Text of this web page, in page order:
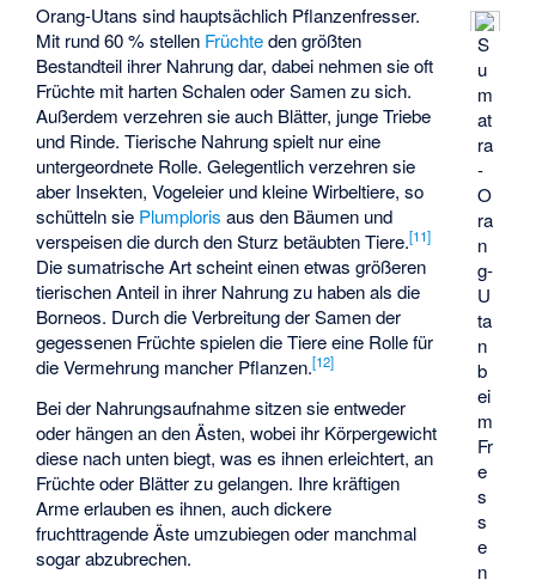
S
u
m
at
ra
-
O
ra
n
g-
U
ta
n
b
ei
m
Fr
e
s
s
e
n
Orang-Utans sind hauptsächlich Pflanzenfresser.
Mit rund 60 % stellen Früchteden größten
Bestandteil ihrer Nahrung dar, dabei nehmen sie oft
Früchte mit harten Schalen oder Samen zu sich.
Außerdem verzehren sie auch Blätter, junge Triebe
und Rinde. Tierische Nahrung spielt nur eine
untergeordnete Rolle. Gelegentlich verzehren sie
aber Insekten, Vogeleier und kleine Wirbeltiere, so
schütteln sie Plumploris aus den Bäumen und
verspeisen die durch den Sturz betäubten Tiere.[11]
Die sumatrische Art scheint einen etwas größeren
tierischen Anteil in ihrer Nahrung zu haben als die
Borneos. Durch die Verbreitung der Samen der
gegessenen Früchte spielen die Tiere eine Rolle für
die Vermehrung mancher Pflanzen.[12]
Bei der Nahrungsaufnahme sitzen sie entweder
oder hängen an den Ästen, wobei ihr Körpergewicht
diese nach unten biegt, was es ihnen erleichtert, an
Früchte oder Blätter zu gelangen. Ihre kräftigen
Arme erlauben es ihnen, auch dickere
fruchttragende Äste umzubiegen oder manchmal
sogar abzubrechen.